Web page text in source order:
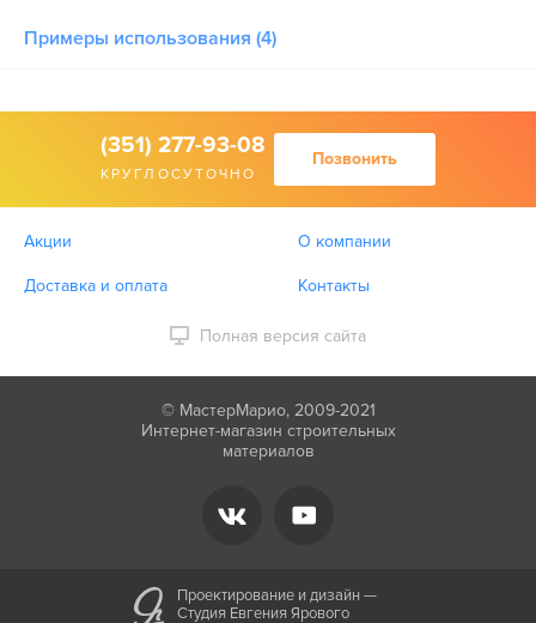
Примеры использования (4)
(351) 277-93-08
КРУГЛОСУТОЧНО
Позвонить
Акции О компании
Доставка и оплата Контакты
Полная версия сайта
© МастерМарио, 2009-2021
Интернет-магазин строительных
материалов
Проектирование и дизайн —
Студия Евгения Ярового